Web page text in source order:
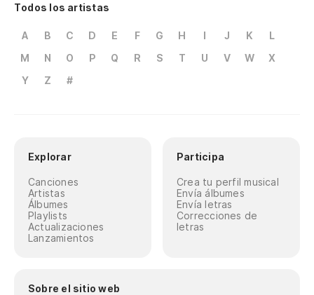
Todos los artistas
A B C D E F G H I J K
L
M
N O P Q R S T U V W
X
Y
Z #
Explorar
Canciones
Artistas
Álbumes
Playlists
Actualizaciones
Lanzamientos
Participa
Crea tu perfil musical
Envía álbumes
Envía letras
Correcciones de
letras
Sobre el sitio web